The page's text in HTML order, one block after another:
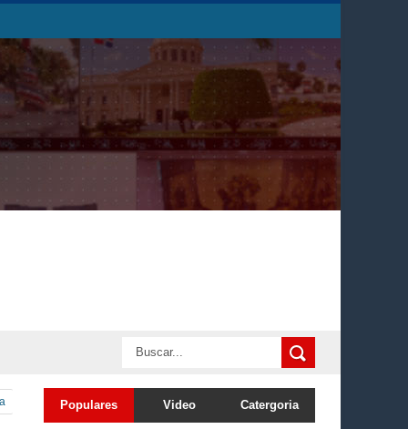
Populares Video Catergoria